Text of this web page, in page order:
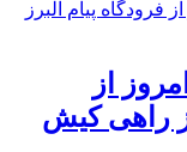
از
راهی کیش